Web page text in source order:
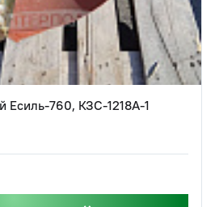
Есиль-760, КЗС-1218А-1